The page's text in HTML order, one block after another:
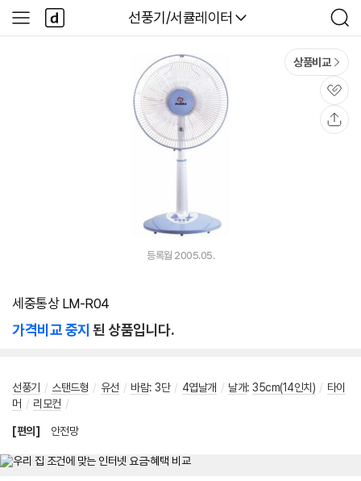
다나와
선풍기/서큘레이터
검
색
사
이
다
나
와
상품비교
관
심
등록월 2005.05.
세중통상 LM-R04
가격비교 중지 된 상품입니다.
선풍기 / 스탠드형 / 유선 / 바람: 3단 / 4엽날개 / 날개: 35cm(14인치) / 타이
머 / 리모컨 /
[편의] 안전망